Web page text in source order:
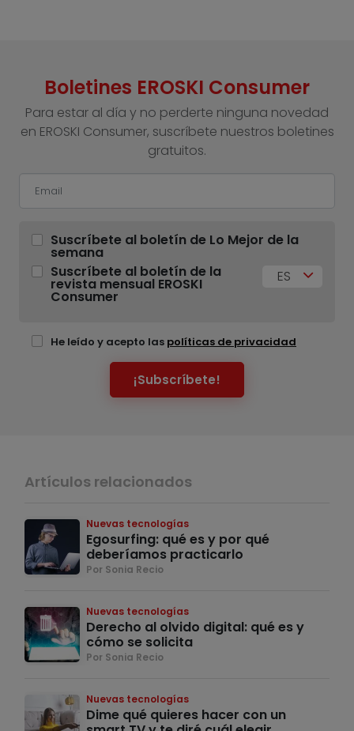
Boletines EROSKI Consumer
Para estar al día y no perderte ninguna novedad
en EROSKI Consumer, suscríbete nuestros boletines
gratuitos.
Suscríbete al boletín de Lo Mejor de la
semana
Suscríbete al boletín de la
revista mensual EROSKI
Consumer
ES
He leído y acepto las políticas de privacidad
¡Subscríbete!
Artículos relacionados
Nuevas tecnologías
Egosurfing: qué es y por qué
deberíamos practicarlo
Por Sonia Recio
Nuevas tecnologías
Derecho al olvido digital: qué es y
cómo se solicita
Por Sonia Recio
Nuevas tecnologías
Dime qué quieres hacer con un